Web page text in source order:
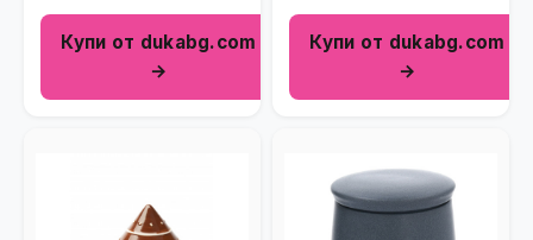
Купи от dukabg.com
→
Купи от dukabg.com
→